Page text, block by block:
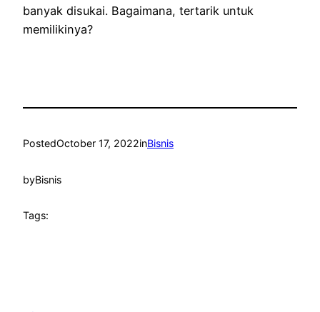
banyak disukai. Bagaimana, tertarik untuk
memilikinya?
PostedOctober 17, 2022inBisnis
byBisnis
Tags: